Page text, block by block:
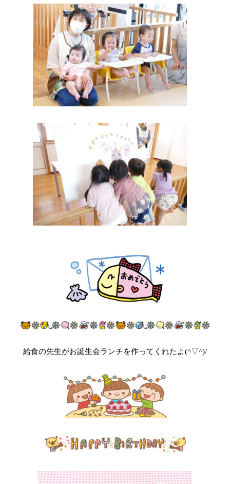
給食の先生がお誕生会ランチを作ってくれたよ(^▽^)/